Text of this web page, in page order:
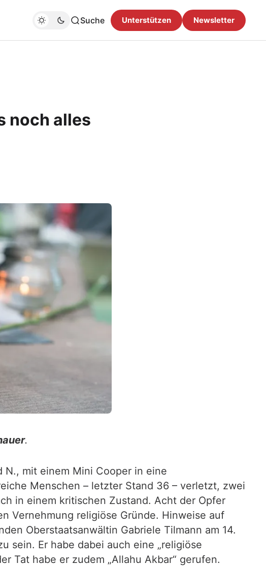
Suche Unterstützen Newsletter
noch alles
.
N., mit einem Mini Cooper in eine
Menschen – letzter Stand 36 – verletzt, zwei
in einem kritischen Zustand. Acht der Opfer
Vernehmung religiöse Gründe. Hinweise auf
Oberstaatsanwältin Gabriele Tilmann am 14.
sein. Er habe dabei auch eine „religiöse
Tat habe er zudem „Allahu Akbar“ gerufen.